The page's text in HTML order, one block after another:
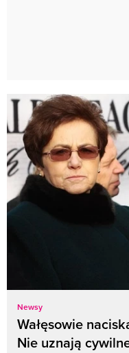
Newsy
Wałęsowie
Nie uznają